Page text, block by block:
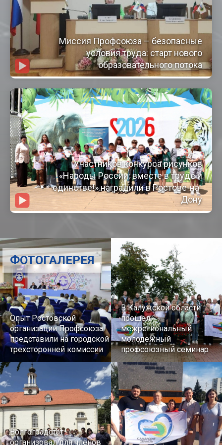
Миссия Профсоюза – безопасные
условия труда: старт нового
образовательного потока
Участников конкурса рисунков
«Народы России: вместе в труде и
единстве!» наградили в Ростове-на-
Дону
Опыт Ростовской
организации Профсоюза
представили на городской
трехсторонней комиссии
В Калужской области
прошел
межрегиональный
молодежный
профсоюзный семинар
Волгоградстат
организовал для членов
ФОТОГАЛЕРЕЯ